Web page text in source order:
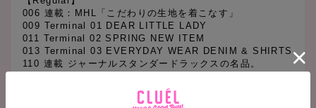
006 連載：MHL「こだわりの生地を着こなす」
009 Terminal 01 DEAR LITTLE LADY
011 Terminal 02 SPRING NEW ITEM
013 Terminal 03 EVERYDAY WEAR DENIM & SHIRTS
110 連載 ジャーナルスタンダードラックスの名品。
120 THE NEW STANDARD
152 連載：大森伃佑子の「私が女の子であること」